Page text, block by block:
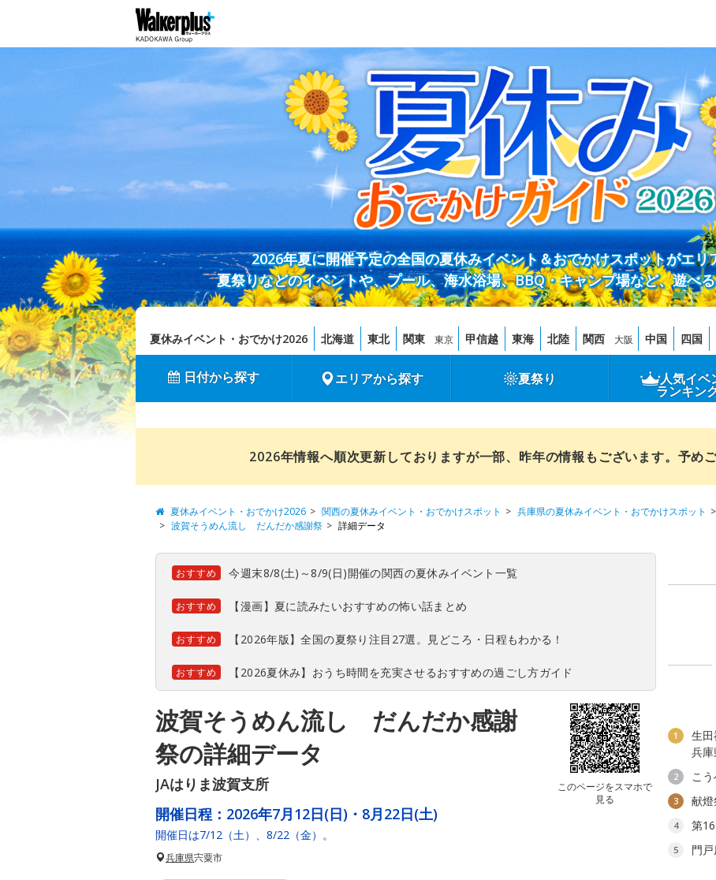
2026年夏に開催予定の全国の夏休みイベント＆おでかけスポットがエリ
夏祭りなどのイベントや、プール、海水浴場、BBQ・キャンプ場など、遊べ
夏休みイベント・おでかけ2026 北海道 東北 関東 東京 甲信越 東海 北陸 関西 大阪 中国 四国
日付から探す エリアから探す 夏祭り 人気イベ
ランキン
2026年情報へ順次更新しておりますが一部、昨年の情報もございます。予めご
夏休みイベント・おでかけ2026 関西の夏休みイベント・おでかけスポット 兵庫県の夏休みイベント・おでかけスポット
波賀そうめん流し だんだか感謝祭
詳細データ
おすすめ 今週末8/8(土)～8/9(日)開催の関西の夏休みイベント一覧
おすすめ 【漫画】夏に読みたいおすすめの怖い話まとめ
おすすめ 【2026年版】全国の夏祭り注目27選。見どころ・日程もわかる！
おすすめ 【2026夏休み】おうち時間を充実させるおすすめの過ごし方ガイド
波賀そうめん流し だんだか感謝
祭の詳細データ
JAはりま波賀支所
このページをスマホで
見る
開催日程： 2026年7月12日(日)・8月22日(土)
開催日は7/12（土）、8/22（金）。
兵庫県宍粟市
1
生
兵
2 こ
3 献
4 第
5
門